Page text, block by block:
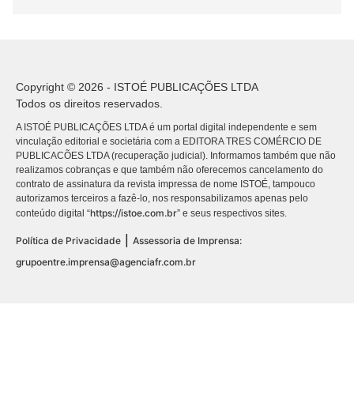
Copyright © 2026 - ISTOÉ PUBLICAÇÕES LTDA
Todos os direitos reservados.
A ISTOÉ PUBLICAÇÕES LTDA é um portal digital independente e sem
vinculação editorial e societária com a EDITORA TRES COMÉRCIO DE
PUBLICACÕES LTDA (recuperação judicial). Informamos também que não
realizamos cobranças e que também não oferecemos cancelamento do
contrato de assinatura da revista impressa de nome ISTOÉ, tampouco
autorizamos terceiros a fazê-lo, nos responsabilizamos apenas pelo
conteúdo digital “https://istoe.com.br” e seus respectivos sites.
Política de Privacidade
Assessoria de Imprensa:
grupoentre.imprensa@agenciafr.com.br